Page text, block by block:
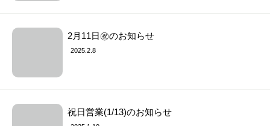
2月11日㊗︎のお知らせ
2025.2.8
祝日営業(1/13)のお知らせ